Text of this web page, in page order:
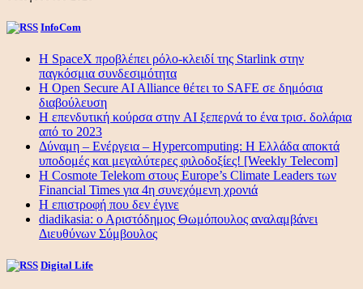
InfoCom
Η SpaceX προβλέπει ρόλο-κλειδί της Starlink στην
παγκόσμια συνδεσιμότητα
Η Open Secure AI Alliance θέτει το SAFE σε δημόσια
διαβούλευση
Η επενδυτική κούρσα στην AI ξεπερνά το ένα τρισ. δολάρια
από το 2023
Δύναμη – Ενέργεια – Ηypercomputing: Η Ελλάδα αποκτά
υποδομές και μεγαλύτερες φιλοδοξίες! [Weekly Telecom]
Η Cosmote Telekom στους Europe’s Climate Leaders των
Financial Times για 4η συνεχόμενη χρονιά
Η επιστροφή που δεν έγινε
diadikasia: ο Αριστόδημος Θωμόπουλος αναλαμβάνει
Διευθύνων Σύμβουλος
Digital Life